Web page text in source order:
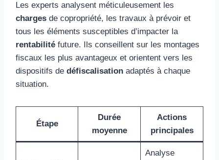
Les experts analysent méticuleusement les
charges de copropriété, les travaux à prévoir et
tous les éléments susceptibles d’impacter la
rentabilité future. Ils conseillent sur les montages
fiscaux les plus avantageux et orientent vers les
dispositifs de défiscalisation adaptés à chaque
situation.
Étape
Durée
moyenne
Actions
principales
Analyse